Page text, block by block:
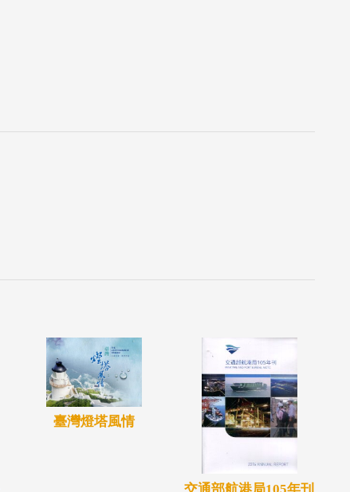
臺灣燈塔風情
交通部航港局105年刊